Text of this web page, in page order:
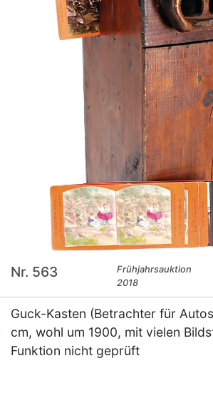
Nr. 563
Frühjahrsauktion
2018
Guck-Kasten (Betrachter für
cm, wohl um 1900, mit vielen
Funktion nicht geprüft